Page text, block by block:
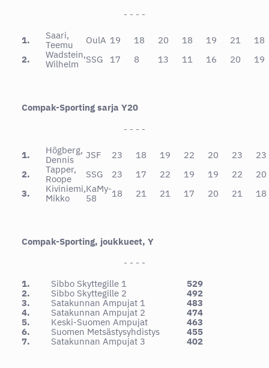
- - - -
1.
Saari,
Teemu
OulA 19 18 20 18 19 21
18
2.
Wadstein,
Wilhelm
SSG 17 8 13 11 16 20 19
Compak-Sporting sarja Y20
- - - -
1.
Högberg,
Dennis
JSF 23 18 19 22 20 23
23
2.
Tapper,
Roope
SSG 23 17 22 19 19 22
20
3.
Kiviniemi,
Mikko
KaMy-
58
18 21 21 17 20 21 18
Compak-Sporting, joukkueet, Y
- - - -
1.
Sibbo Skyttegille 1
529
2.
Sibbo Skyttegille 2
492
3.
Satakunnan Ampujat 1
483
4.
Satakunnan Ampujat 2
474
5.
Keski-Suomen Ampujat
463
6.
Suomen Metsästysyhdistys
455
7.
Satakunnan Ampujat 3 402